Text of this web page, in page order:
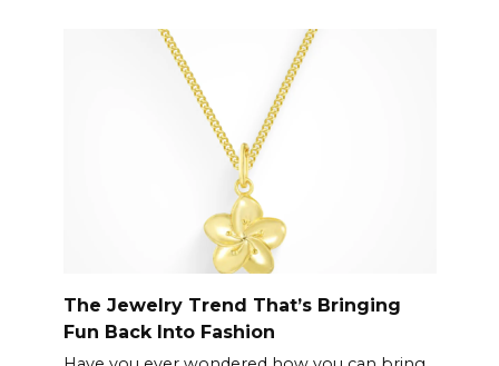
The Jewelry Trend That’s Bringing
Fun Back Into Fashion